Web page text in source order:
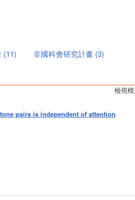
(11) 非國科會研究計畫 (3)
檢視
pairs is independent of attention